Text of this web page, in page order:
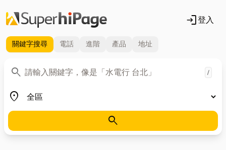
login登入
關鍵字搜尋 電話 進階 產品 地址
search
關鍵字 /
place
地區
search